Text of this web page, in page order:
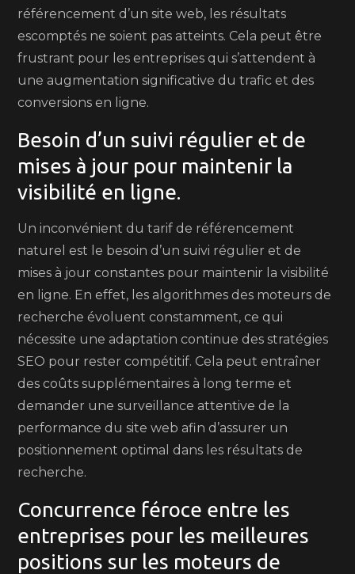
référencement d’un site web, les résultats
escomptés ne soient pas atteints. Cela peut être
frustrant pour les entreprises qui s’attendent à
une augmentation significative du trafic et des
conversions en ligne.
Besoin d’un suivi régulier et de
mises à jour pour maintenir la
visibilité en ligne.
Un inconvénient du tarif de référencement
naturel est le besoin d’un suivi régulier et de
mises à jour constantes pour maintenir la visibilité
en ligne. En effet, les algorithmes des moteurs de
recherche évoluent constamment, ce qui
nécessite une adaptation continue des stratégies
SEO pour rester compétitif. Cela peut entraîner
des coûts supplémentaires à long terme et
demander une surveillance attentive de la
performance du site web afin d’assurer un
positionnement optimal dans les résultats de
recherche.
Concurrence féroce entre les
entreprises pour les meilleures
positions sur les moteurs de